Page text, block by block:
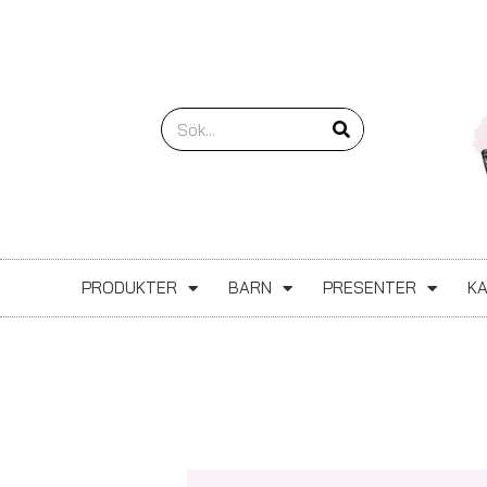
Sök
PRODUKTER BARN PRESENTER